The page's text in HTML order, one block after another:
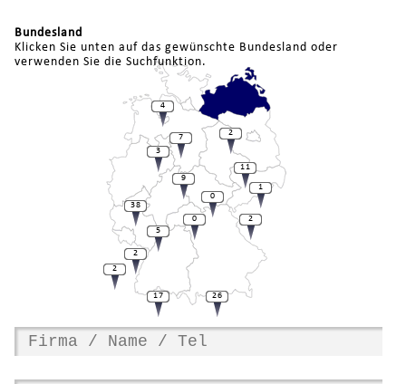
Bundesland
Klicken Sie unten auf das gewünschte Bundesland oder
verwenden Sie die Suchfunktion.
2
1
38
11
0
2
7
4
3
9
2
5
2
17
0
26